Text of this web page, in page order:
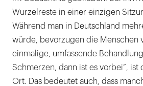
Wurzelreste in einer einzigen
Während man in Deutschland
würde, bevorzugen die Menschen
einmalige, umfassende
Schmerzen, dann ist es vorbei“, ist
Ort. Das bedeutet auch, dass